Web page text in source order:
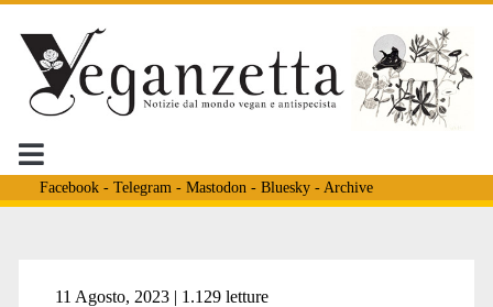
Facebook- Telegram - Mastodon - Bluesky- Archive
Tag:
11 Agosto, 2023 | 1.129 letture